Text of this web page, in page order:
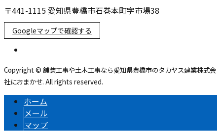
〒441-1115 愛知県豊橋市石巻本町字市場38
Googleマップで確認する
Copyright © 舗装工事や土木工事なら愛知県豊橋市のタカヤス建業株式会
社におまかせ. All rights reserved.
ホーム
メール
マップ